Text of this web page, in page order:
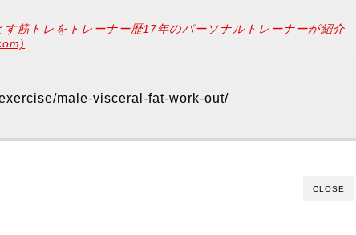
す筋トレをトレーナー歴17年のパーソナルトレーナーが紹介 –
male-visceral-fat-work-out/
CLOSE